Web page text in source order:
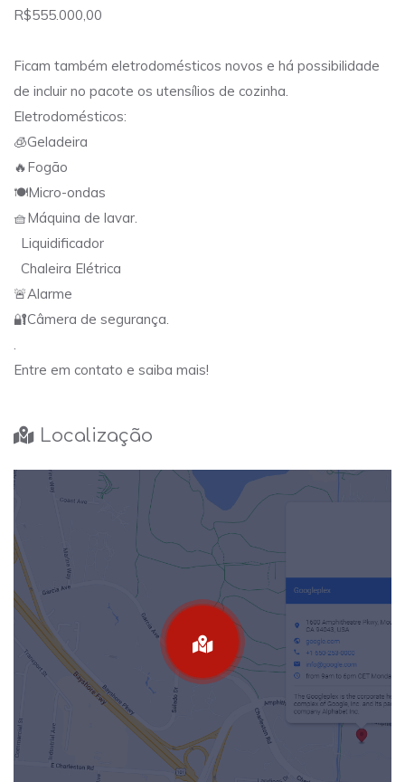
R$555.000,00
Ficam também eletrodomésticos novos e há possibilidade
de incluir no pacote os utensílios de cozinha.
Eletrodomésticos:
🧊Geladeira
🔥Fogão
🍽Micro-ondas
🧺Máquina de lavar.
Liquidificador
Chaleira Elétrica
🚨Alarme
🔐Câmera de segurança.
.
Entre em contato e saiba mais!
Localização